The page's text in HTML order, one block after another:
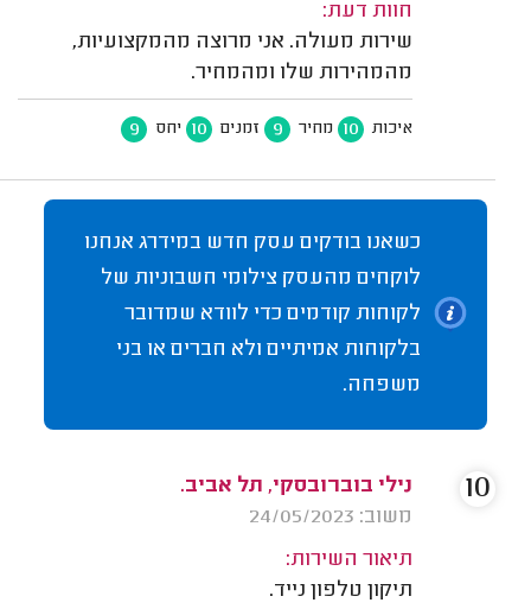
חוות דעת:
שירות מעולה. אני מרוצה מהמקצועיות,
מהמהירות שלו ומהמחיר.
איכות 10 מחיר 9 זמנים 10 יחס 9
כשאנו בודקים עסק חדש במידרג אנחנו
לוקחים מהעסק צילומי חשבוניות של
לקוחות קודמים כדי לוודא שמדובר
בלקוחות אמיתיים ולא חברים או בני
משפחה.
נילי בוברובסקי, תל אביב.
משוב: 24/05/2023
תיאור השירות:
תיקון טלפון נייד.
10